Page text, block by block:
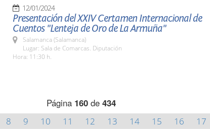
12/01/2024
Presentación del XXIV Certamen Internacional de
Cuentos "Lenteja de Oro de La Armuña"
Salamanca (Salamanca)
Lugar: Sala de Comarcas. Diputación
Hora: 11:30 h.
Página 160de 434
8 9 10 11 12 13 14 15 16 17